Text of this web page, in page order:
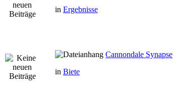
in Ergebnisse
Cannondale Synapse
in Biete